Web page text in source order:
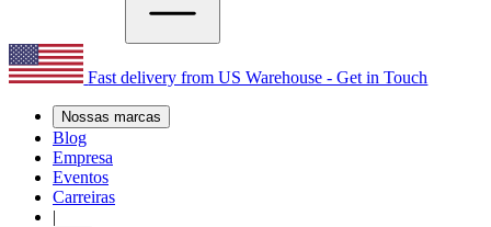
Fast delivery from US Warehouse - Get in Touch
Nossas marcas
Blog
Empresa
Eventos
Carreiras
|